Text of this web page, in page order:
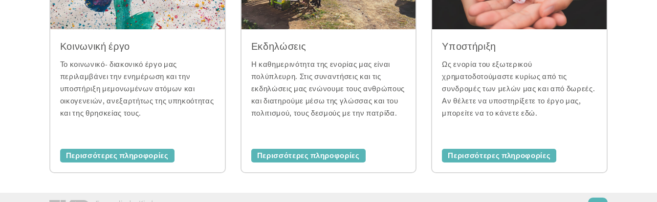
Κοινωνική έργο
Το κοινωνικό- διακονικό έργο μας
περιλαμβάνει την ενημέρωση και την
υποστήριξη μεμονωμένων ατόμων και
οικογενειών, ανεξαρτήτως της υπηκοότητας
και της θρησκείας τους.
Περισσότερες πληροφορίες
Εκδηλώσεις
Η καθημερινότητα της ενορίας μας είναι
πολύπλευρη. Στις συναντήσεις και τις
εκδηλώσεις μας ενώνουμε τους ανθρώπους
και διατηρούμε μέσω της γλώσσας και του
πολιτισμού, τους δεσμούς με την πατρίδα.
Περισσότερες πληροφορίες
Υποστήριξη
Ως ενορία του εξωτερικού
χρηματοδοτούμαστε κυρίως από τις
συνδρομές των μελών μας και από δωρεές.
Αν θέλετε να υποστηρίξετε το έργο μας,
μπορείτε να το κάνετε εδώ.
Περισσότερες πληροφορίες